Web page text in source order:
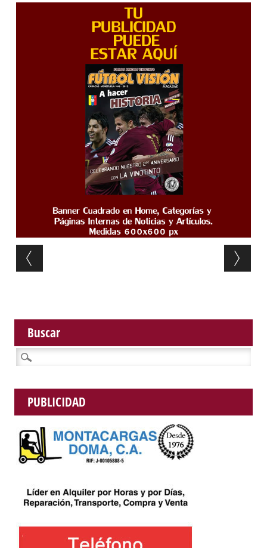
Post navigation
Buscar
Buscar:
PUBLICIDAD